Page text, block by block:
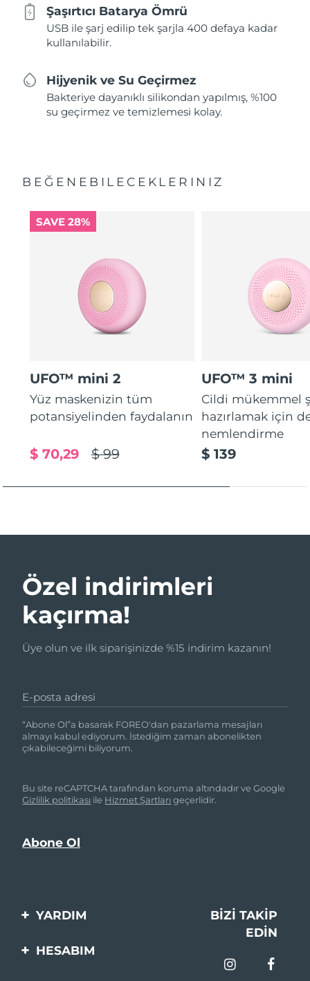
Şaşırtıcı Batarya Ömrü
USB ile şarj edilip tek şarjla 400 defaya kadar
kullanılabilir.
Hijyenik ve Su Geçirmez
Bakteriye dayanıklı silikondan yapılmış, %100
su geçirmez ve temizlemesi kolay.
BEĞENEBILECEKLERINIZ
SAVE 28%
UFO™ mini 2
Yüz maskenizin tüm
potansiyelinden faydalanın
$ 99
$ 70,29
UFO™ 3 mini
Cildi mükemmel
hazırlamak için
nemlendirme
$ 139
Özel indirimleri
kaçırma!
Üye olun ve ilk siparişinizde %15 indirim kazanın!
E-posta adresi
“Abone Ol”a basarak FOREO'dan pazarlama mesajları
almayı kabul ediyorum. İstediğim zaman abonelikten
çıkabileceğimi biliyorum.
Bu site reCAPTCHA tarafından koruma altındadır ve Google
Gizlilik politikası ile Hizmet Şartlarıgeçerlidir.
YARDIM
Bi̇zi̇mle İleti̇şi̇me Geçi̇n
BIZI TAKIP
EDIN
HESABIM